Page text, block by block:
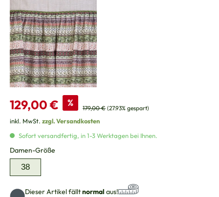
Verkaufspreis:
129,00 € % Regulärer Preis:
179,00 € (27.93% gespart)
inkl. MwSt. zzgl. Versandkosten
Sofort versandfertig, in 1-3 Werktagen bei Ihnen.
Damen-Größe
38
Dieser Artikel fälltnormal aus!